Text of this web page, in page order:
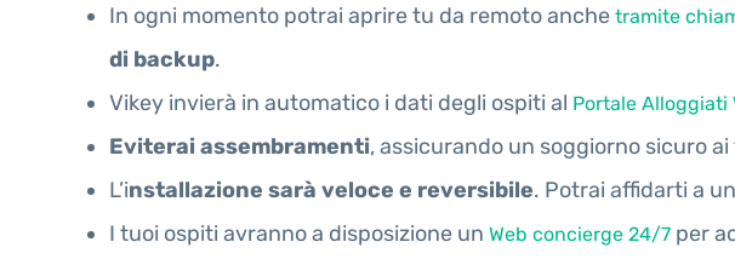
In ogni momento potrai aprire tu da remoto anche tramite
di backup.
Vikey invierà in automatico i dati degli ospiti al Portale Alloggiati
Eviterai assembramenti, assicurando un soggiorno sicuro
L’installazione sarà veloce e reversibile. Potrai affidarti a
I tuoi ospiti avranno a disposizione un Web concierge 24/7 per